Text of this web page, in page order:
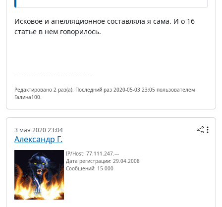
Исковое и апелляционное составляла я сама. И о 16
статье в нём говорилось.
Редактировано 2 раз(а). Последний раз 2020-05-03 23:05 пользователем
Галина100.
3 мая 2020 23:04
Александр Г.
IP/Host: 77.111.247.---
Дата регистрации: 29.04.2008
Сообщений: 15 000